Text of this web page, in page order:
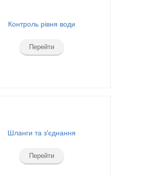
Контроль рівня води
Перейти
Шланги та з'єднання
Перейти